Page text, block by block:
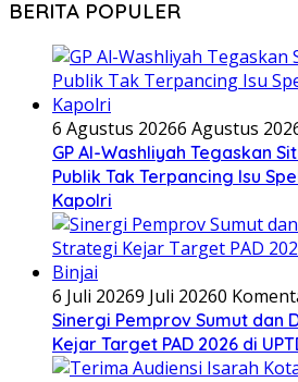
BERITA POPULER
6 Agustus 20266 Agustus
GP Al-Washliyah Tegaskan
Publik Tak Terpancing Isu
Kapolri
6 Juli 20269 Juli 20260
Sinergi Pemprov Sumut dan
Kejar Target PAD 2026 di